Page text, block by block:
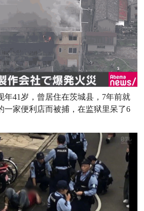
年41岁，曾居住在茨城县，7年前就
一家便利店而被捕，在监狱里呆了6